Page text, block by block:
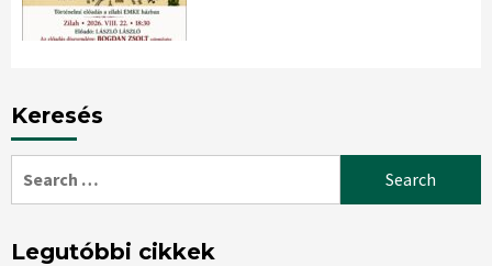
Keresés
for:
Legutóbbi cikkek